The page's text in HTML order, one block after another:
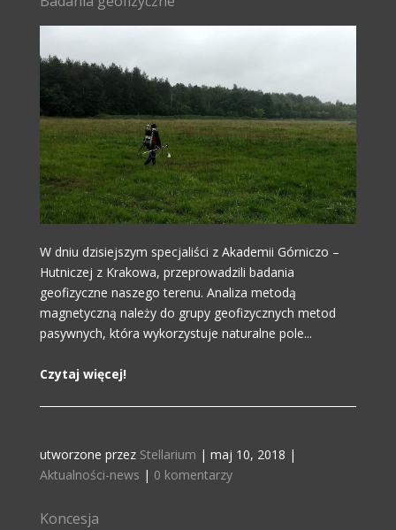
W dniu dzisiejszym specjaliści z Akademii Górniczo –
Hutniczej z Krakowa, przeprowadzili badania
geofizyczne naszego terenu. Analiza metodą
magnetyczną należy do grupy geofizycznych metod
pasywnych, która wykorzystuje naturalne pole...
Czytaj więcej!
utworzone przez Stellarium | maj 10, 2018 |
Aktualności-news | 0 komentarzy
Koncesja